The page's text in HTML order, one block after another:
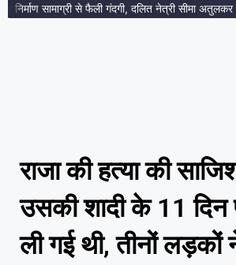
सामाग्री से फैली गंदगी, दलित नेत्री सीमा अतुलकर ने
राजा की हत्या की
उसकी शादी के 11 दिन
ली गई थी, तीनों लड़कों